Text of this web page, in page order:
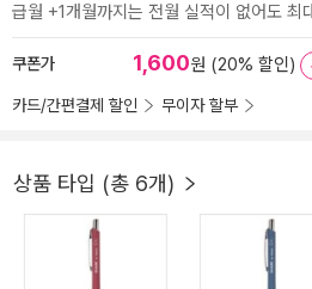
급월 +1개월까지는 전월 실적이 없어도 최
쿠폰가 1,600원 (20% 할인)
카드/간편결제 할인 무이자 할부
상품 타입 (총 6개)